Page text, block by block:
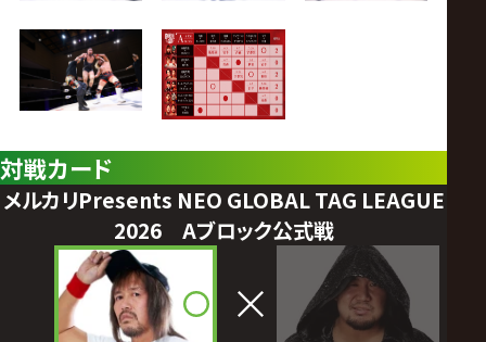
対戦カード
メルカリPresents NEO GLOBAL TAG LEAGUE
2026 Aブロック公式戦